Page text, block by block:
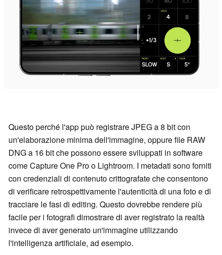
Questo perché l'app può registrare JPEG a 8 bit con
un'elaborazione minima dell'immagine, oppure file RAW
DNG a 16 bit che possono essere sviluppati in software
come Capture One Pro o Lightroom. I metadati sono forniti
con credenziali di contenuto crittografate che consentono
di verificare retrospettivamente l'autenticità di una foto e di
tracciare le fasi di editing. Questo dovrebbe rendere più
facile per i fotografi dimostrare di aver registrato la realtà
invece di aver generato un'immagine utilizzando
l'intelligenza artificiale, ad esempio.